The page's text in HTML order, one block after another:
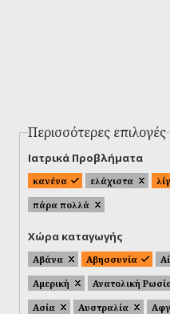
Περισσότερες επιλογές
Ιατρικά Προβλήματα
κανένα ελάχιστα
πάρα πολλά
Χώρα καταγωγής
Αβάνα Αβησσυνία
Αμερική
Ανατολική
Ασία
Αυστραλία